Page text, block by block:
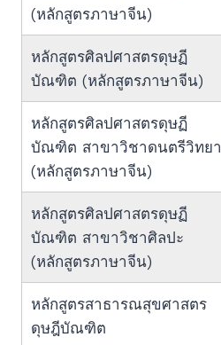
(หลักสูตรภาษาจีน)
หลักสูตรศิลปศาสตรดุษฏี
บัณฑิต (หลักสูตรภาษาจีน)
หลักสูตรศิลปศาสตรดุษฏี
บัณฑิต สาขาวิชาดนตรีวิทยา
(หลักสูตรภาษาจีน)
หลักสูตรศิลปศาสตรดุษฏี
บัณฑิต สาขาวิชาศิลปะ
(หลักสูตรภาษาจีน)
หลักสูตรสาธารณสุขศาสตร
ดุษฎีบัณฑิต